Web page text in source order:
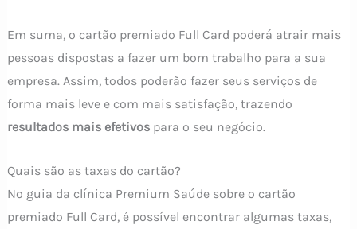
Em suma, o cartão premiado Full Card poderá atrair mais
pessoas dispostas a fazer um bom trabalho para a sua
empresa. Assim, todos poderão fazer seus serviços de
forma mais leve e com mais satisfação, trazendo
resultados mais efetivospara o seu negócio.
Quais são as taxas do cartão?
No guia da clínica Premium Saúde sobre o cartão
premiado Full Card, é possível encontrar algumas taxas,